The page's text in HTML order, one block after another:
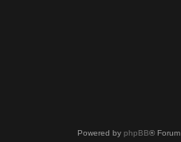
Powered by phpBB®